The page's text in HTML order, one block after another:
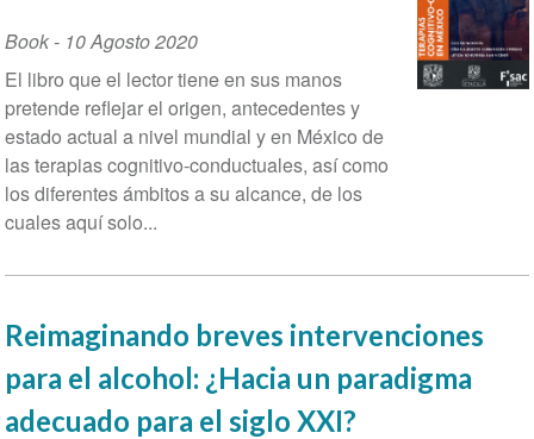
Book- 10 Agosto 2020
El libro que el lector tiene en sus manos
pretende reflejar el origen, antecedentes y
estado actual a nivel mundial y en México de
las terapias cognitivo-conductuales, así como
los diferentes ámbitos a su alcance, de los
cuales aquí solo...
Reimaginando breves intervenciones
para el alcohol: ¿Hacia un paradigma
adecuado para el siglo XXI?